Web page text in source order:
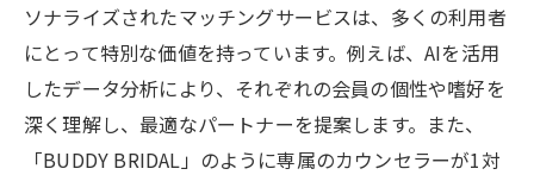
メディアが注目する理由とその影響
東京都の結婚相談所がメディアで話題になる理
由とは
話題性のあるサービスの特徴
ソナライズされたマッチングサービスは、多くの利用者
にとって特別な価値を持っています。例えば、AIを活用
したデータ分析により、それぞれの会員の個性や嗜好を
深く理解し、最適なパートナーを提案します。また、
「BUDDY BRIDAL」のように専属のカウンセラーが1対